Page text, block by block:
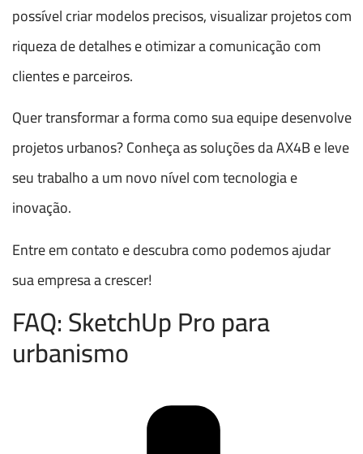
possível criar modelos precisos, visualizar projetos com
riqueza de detalhes e otimizar a comunicação com
clientes e parceiros.
Quer transformar a forma como sua equipe desenvolve
projetos urbanos? Conheça as soluções da AX4B e leve
seu trabalho a um novo nível com tecnologia e
inovação.
Entre em contato e descubra como podemos ajudar
sua empresa a crescer!
FAQ: SketchUp Pro para
urbanismo